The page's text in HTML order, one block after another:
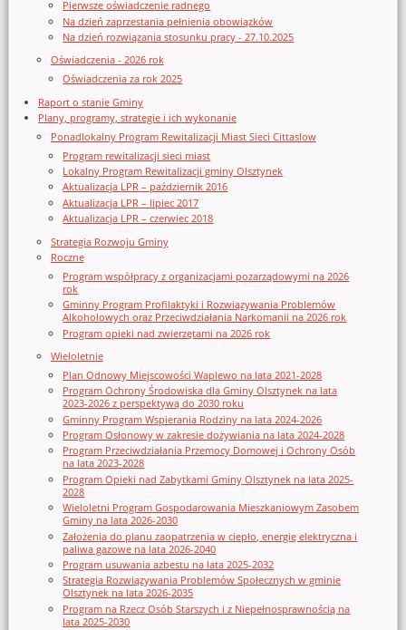
Pierwsze oświadczenie radnego
Na dzień zaprzestania pełnienia obowiązków
Na dzień rozwiązania stosunku pracy - 27.10.2025
Oświadczenia - 2026 rok
Oświadczenia za rok 2025
Raport o stanie Gminy
Plany, programy, strategie i ich wykonanie
Ponadlokalny Program Rewitalizacji Miast Sieci Cittaslow
Program rewitalizacji sieci miast
Lokalny Program Rewitalizacji gminy Olsztynek
Aktualizacja LPR – październik 2016
Aktualizacja LPR – lipiec 2017
Aktualizacja LPR – czerwiec 2018
Strategia Rozwoju Gminy
Roczne
Program współpracy z organizacjami pozarządowymi na 2026
rok
Gminny Program Profilaktyki i Rozwiązywania Problemów
Alkoholowych oraz Przeciwdziałania Narkomanii na 2026 rok
Program opieki nad zwierzętami na 2026 rok
Wieloletnie
Plan Odnowy Miejscowości Waplewo na lata 2021-2028
Program Ochrony Środowiska dla Gminy Olsztynek na lata
2023-2026 z perspektywą do 2030 roku
Gminny Program Wspierania Rodziny na lata 2024-2026
Program Osłonowy w zakresie dożywiania na lata 2024-2028
Program Przeciwdziałania Przemocy Domowej i Ochrony Osób
na lata 2023-2028
Program Opieki nad Zabytkami Gminy Olsztynek na lata 2025-
2028
Wieloletni Program Gospodarowania Mieszkaniowym Zasobem
Gminy na lata 2026-2030
Założenia do planu zaopatrzenia w ciepło, energię elektryczna i
paliwa gazowe na lata 2026-2040
Program usuwania azbestu na lata 2025-2032
Strategia Rozwiązywania Problemów Społecznych w gminie
Olsztynek na lata 2026-2035
Program na Rzecz Osób Starszych i z Niepełnosprawnością na
lata 2025-2030